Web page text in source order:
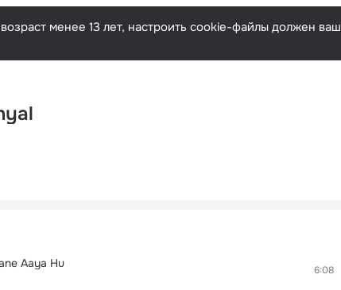
Русский
менее 13 лет, настроить cookie-файлы должен ваш
Aaya Hu 6:08